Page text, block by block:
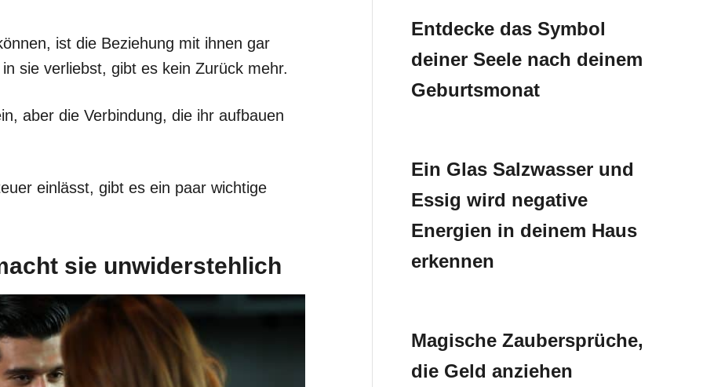
ist die Beziehung mit ihnen gar
sie verliebst, gibt es kein Zurück mehr.
aber die Verbindung, die ihr aufbauen
einlässt, gibt es ein paar wichtige
sie unwiderstehlich
Entdecke das Symbol
deiner Seele nach deinem
Geburtsmonat
Ein Glas Salzwasser und
Essig wird negative
Energien in deinem Haus
erkennen
Magische Zaubersprüche,
die Geld anziehen